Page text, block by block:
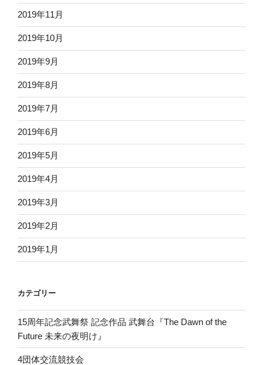
2019年11月
2019年10月
2019年9月
2019年8月
2019年7月
2019年6月
2019年5月
2019年4月
2019年3月
2019年2月
2019年1月
カテゴリー
15周年記念武舞祭 記念作品 武舞台『The Dawn of the
Future 未来の夜明け』
4団体交流競技会